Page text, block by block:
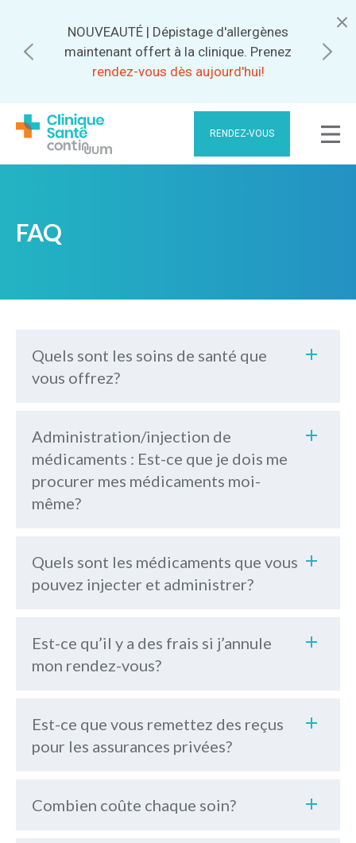
Abonnez-vous pour bénéficier de
meilleurs tarifs.
NOUVEAUTÉ | Dépistage d'allergènes
maintenant offert à la clinique. Prenez
rendez-vous dès aujourd'hui!
RENDEZ-VOUS
FAQ
Quels sont les soins de santé que
vous offrez?
Soins infirmiers
Services aux entreprises
Administration/injection de
médicaments : Est-ce que je dois me
procurer mes médicaments moi-
même?
Quels sont les médicaments que vous
pouvez injecter et administrer?
Est-ce qu’il y a des frais si j’annule
mon rendez-vous?
Est-ce que vous remettez des reçus
pour les assurances privées?
Combien coûte chaque soin?